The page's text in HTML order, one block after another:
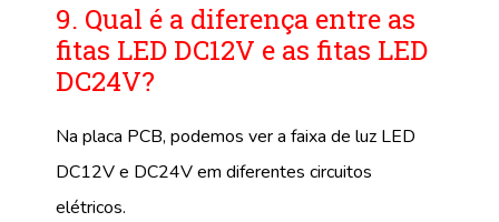
9. Qual é a diferença entre as
fitas LED DC12V e as fitas LED
DC24V?
Na placa PCB, podemos ver a faixa de luz LED
DC12V e DC24V em diferentes circuitos
elétricos.